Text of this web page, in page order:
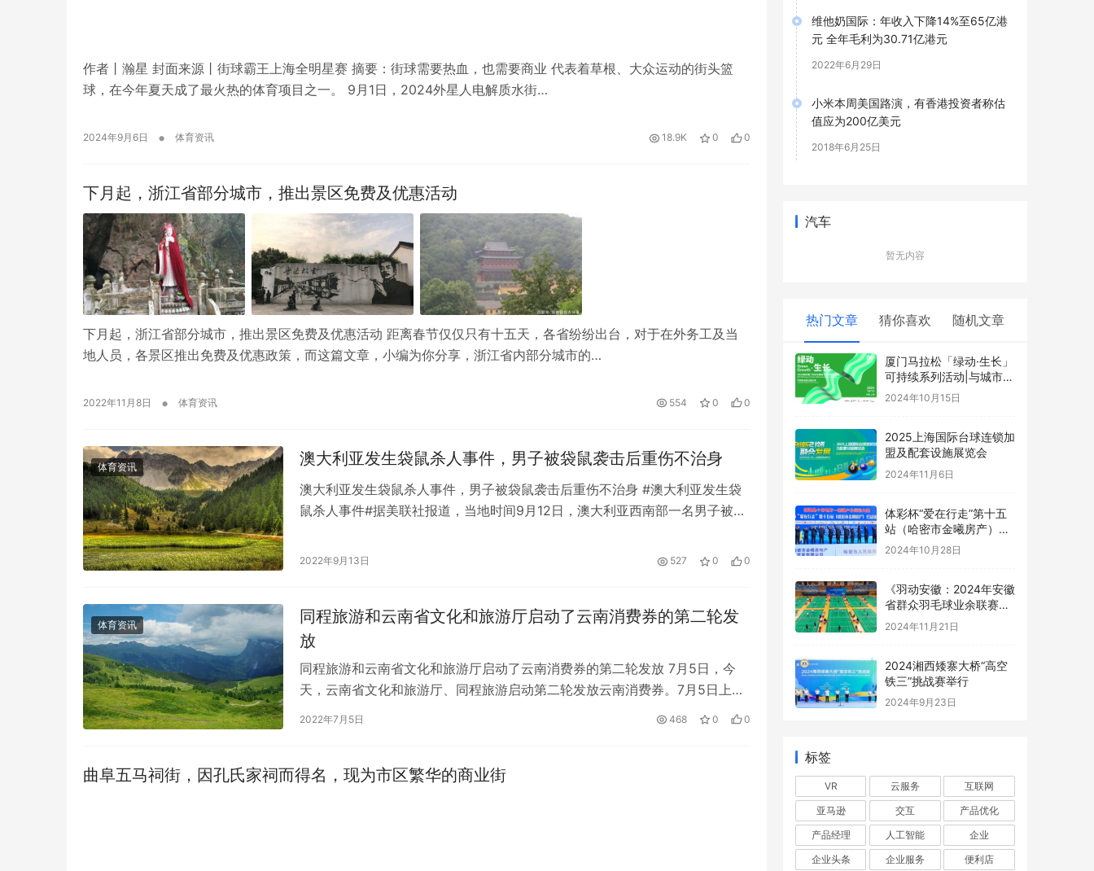
作者丨瀚星 封面来源丨街球霸王上海全明星赛 摘要：街球需要热血，也需要商业 代表着草根、大众运动的街头篮
球，在今年夏天成了最火热的体育项目之一。 9月1日，2024外星人电解质水街…
2024年9月6日 • 体育资讯 18.9K 0 0
下月起，浙江省部分城市，推出景区免费及优惠活动
下月起，浙江省部分城市，推出景区免费及优惠活动 距离春节仅仅只有十五天，各省纷纷出台，对于在外务工及当
地人员，各景区推出免费及优惠政策，而这篇文章，小编为你分享，浙江省内部分城市的…
2022年11月8日 • 体育资讯 554 0 0
体育资讯 澳大利亚发生袋鼠杀人事件，男子被袋鼠袭击后重伤不治身
澳大利亚发生袋鼠杀人事件，男子被袋鼠袭击后重伤不治身 #澳大利亚发生袋
鼠杀人事件#据美联社报道，当地时间9月12日，澳大利亚西南部一名男子被袋
2022年9月13日 527 0 0
体育资讯
同程旅游和云南省文化和旅游厅启动了云南消费券的第二轮发
放
同程旅游和云南省文化和旅游厅启动了云南消费券的第二轮发放 7月5日，今
天，云南省文化和旅游厅、同程旅游启动第二轮发放云南消费券。7月5日上午
10点起，消费者可以通过同程旅游APP和…
2022年7月5日 468 0 0
曲阜五马祠街，因孔氏家祠而得名，现为市区繁华的商业街
维他奶国际：年收入下降14%至65亿港
元 全年毛利为30.71亿港元
2022年6月29日
小米本周美国路演，有香港投资者称估
值应为200亿美元
2018年6月25日
汽车
暂无内容
热门文章 猜你喜欢 随机文章
厦门马拉松「绿动·生长」
可持续系列活动|与城市同
频,跑向美好未来
2024年10月15日
2025上海国际台球连锁加
盟及配套设施展览会
2024年11月6日
体彩杯“爱在行走”第十五
站（哈密市金曦房产）公
益徒步活动圆满结束
2024年10月28日
《羽动安徽：2024年安徽
省群众羽毛球业余联赛总
决赛的激情盛宴落幕》
2024年11月21日
2024湘西矮寨大桥“高空
铁三”挑战赛举行
2024年9月23日
标签
VR 云服务
互联网
亚马逊
交互
产品优化
产品经理
人工智能
企业
企业头条
企业服务
便利店